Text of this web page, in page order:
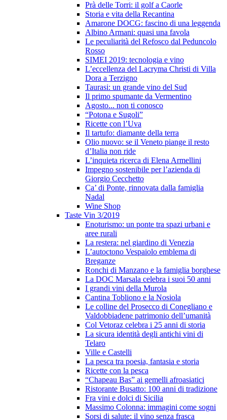
Prà delle Torri: il golf a Caorle
Storia e vita della Recantina
Amarone DOCG: fascino di una leggenda
Albino Armani: quasi una favola
Le peculiarità del Refosco dal Peduncolo
Rosso
SIMEI 2019: tecnologia e vino
L’eccellenza del Lacryma Christi di Villa
Dora a Terzigno
Taurasi: un grande vino del Sud
Il primo spumante da Vermentino
Agosto... non ti conosco
“Potona e Sugoli”
Ricette con l’Uva
Il tartufo: diamante della terra
Olio nuovo: se il Veneto piange il resto
d’Italia non ride
L’inquieta ricerca di Elena Armellini
Impegno sostenibile per l’azienda di
Giorgio Cecchetto
Ca’ di Ponte, rinnovata dalla famiglia
Nadal
Wine Shop
Taste Vin 3/2019
Enoturismo: un ponte tra spazi urbani e
aree rurali
La restera: nel giardino di Venezia
L’autoctono Vespaiolo emblema di
Breganze
Ronchi di Manzano e la famiglia borghese
La DOC Marsala celebra i suoi 50 anni
I grandi vini della Murola
Cantina Tobliono e la Nosiola
Le colline del Prosecco di Conegliano e
Valdobbiadene patrimonio dell’umanità
Col Vetoraz celebra i 25 anni di storia
La sicura identità degli antichi vini di
Telaro
Ville e Castelli
La pesca tra poesia, fantasia e storia
Ricette con la pesca
“Chapeau Bas” ai gemelli afroasiatici
Ristorante Busatto: 100 anni di tradizione
Fra vini e dolci di Sicilia
Massimo Colonna: immagini come sogni
Sorsi di salute: il vino senza frasca